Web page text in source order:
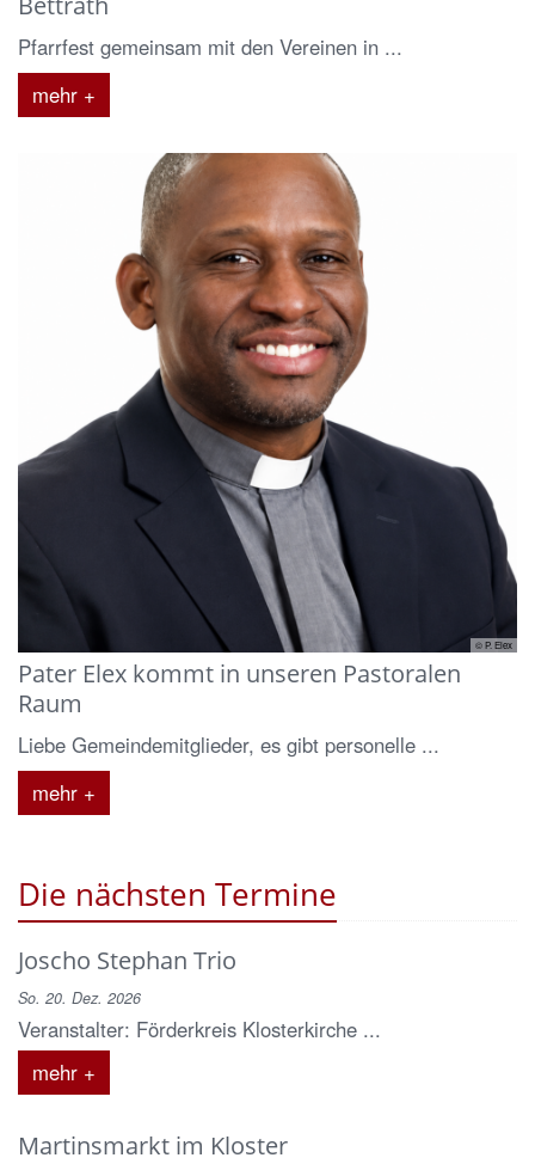
Pfarrfest gemeinsam mit den Vereinen in ...
mehr +
© P. Elex
Pater Elex kommt in unseren Pastoralen
Raum
Liebe Gemeindemitglieder, es gibt personelle ...
mehr +
Die nächsten Termine
Joscho Stephan Trio
So. 20. Dez. 2026
Veranstalter: Förderkreis Klosterkirche ...
mehr +
Martinsmarkt im Kloster